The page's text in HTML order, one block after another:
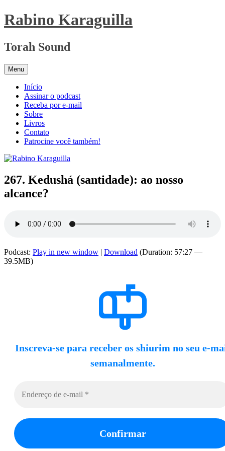
Pular
para
conteúdo
Rabino Karaguilla
Torah Sound
Menu
Início
Assinar o podcast
Receba por e-mail
Sobre
Livros
Contato
Patrocine você também!
267. Kedushá (santidade): ao nosso
alcance?
Podcast: Play in new window | Download (Duration: 57:27 —
39.5MB)
Inscreva-se para receber os shiurim no seu e-
semanalmente.